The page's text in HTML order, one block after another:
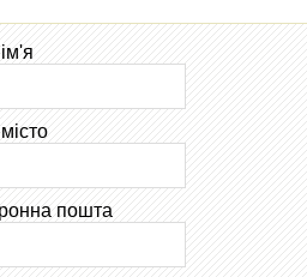
пошта